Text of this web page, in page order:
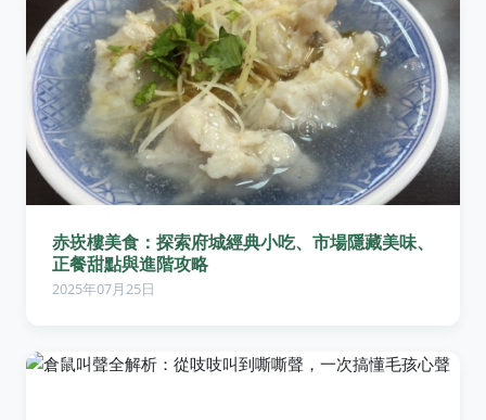
赤崁樓美食：探索府城經典小吃、市場隱藏美味、
正餐甜點與進階攻略
2025年07月25日